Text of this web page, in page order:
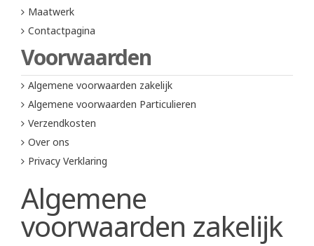
Maatwerk
Contactpagina
Voorwaarden
Algemene voorwaarden zakelijk
Algemene voorwaarden Particulieren
Verzendkosten
Over ons
Privacy Verklaring
Algemene
voorwaarden zakelijk